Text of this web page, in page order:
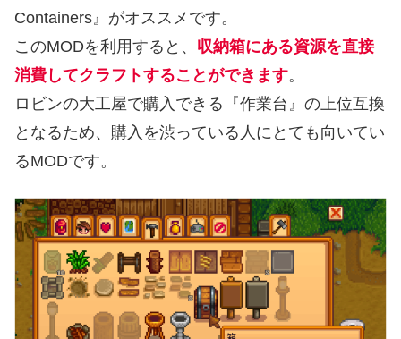
Containers』がオススメです。
このMODを利用すると、 収納箱にある資源を直接
消費してクラフトすることができます。
ロビンの大工屋で購入できる『作業台』の上位互換
となるため、購入を渋っている人にとても向いてい
るMODです。